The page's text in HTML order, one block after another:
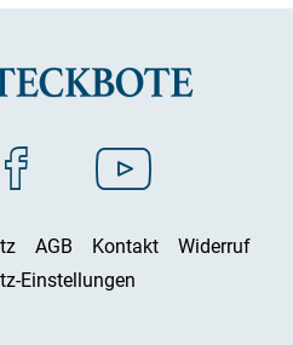
AGB Kontakt
Widerruf
Einstellungen